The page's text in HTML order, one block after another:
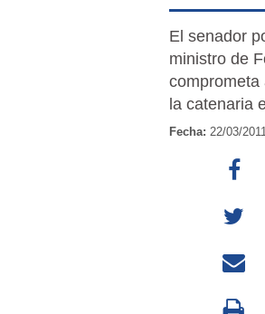
El senador
ministro de
comprometa
la catenaria
Fecha: 22/03/